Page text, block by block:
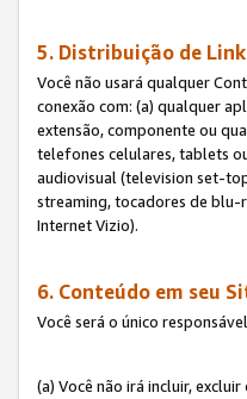
5. Distribuição de
Você não usará qualquer
conexão com: (a) qualquer
extensão, componente ou
telefones celulares, tablets
audiovisual (television set-
streaming, tocadores de blu-
Internet Vizio).
6. Conteúdo em seu
Você será o único
(a) Você não irá incluir,